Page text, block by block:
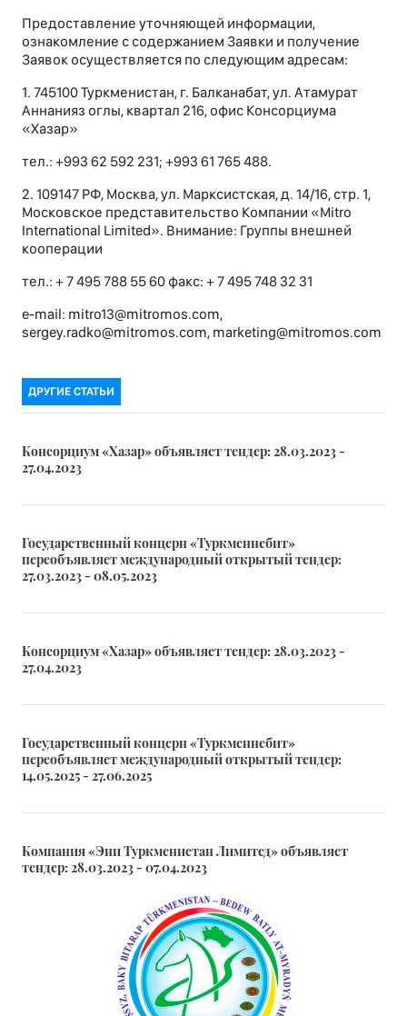
Предоставление уточняющей информации,
ознакомление с содержанием Заявки и получение
Заявок осуществляется по следующим адресам:
1. 745100 Туркменистан, г. Балканабат, ул. Атамурат
Аннанияз оглы, квартал 216, офис Консорциума
«Хазар»
тел.: +993 62 592 231; +993 61 765 488.
2. 109147 РФ, Москва, ул. Марксистская, д. 14/16, стр. 1,
Московское представительство Компании «Mitro
International Limited». Внимание: Группы внешней
кооперации
тел.: + 7 495 788 55 60 факс: + 7 495 748 32 31
e-mail: mitro13@mitromos.com,
sergey.radko@mitromos.com, marketing@mitromos.com
ДРУГИЕ СТАТЬИ
Консорциум «Хазар» объявляет тендер: 28.03.2023 -
27.04.2023
Государственный концерн «Туркменнебит»
переобъявляет международный открытый тендер:
27.03.2023 - 08.05.2023
Консорциум «Хазар» объявляет тендер: 28.03.2023 -
27.04.2023
Государственный концерн «Туркменнебит»
переобъявляет международный открытый тендер:
14.05.2025 - 27.06.2025
Компания «Эни Туркменистан Лимитед» объявляет
тендер: 28.03.2023 - 07.04.2023